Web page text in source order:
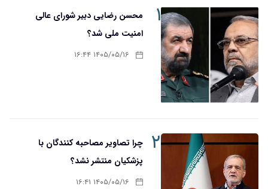
۱
محسن رضایی دبیر شورای عالی
امنیت ملی شد؟
۱۴۰۵/۰۵/۱۶ ۱۶:۴۴
۲
چرا تصاویر مصاحبه کنندگان با
پزشکیان منتشر نشد؟
۱۴۰۵/۰۵/۱۶ ۱۶:۴۱